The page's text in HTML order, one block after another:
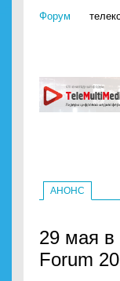
Форум
АНОНС
29 мая в
Forum